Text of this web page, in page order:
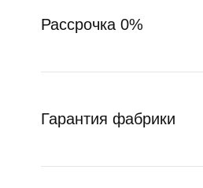
Рассрочка 0%
Гарантия фабрики